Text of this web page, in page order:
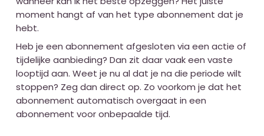
moment hangt af van het type abonnement dat je
hebt.
Heb je een abonnement afgesloten via een actie of
tijdelijke aanbieding? Dan zit daar vaak een vaste
looptijd aan. Weet je nu al dat je na die periode wilt
stoppen? Zeg dan direct op. Zo voorkom je dat het
abonnement automatisch overgaat in een
abonnement voor onbepaalde tijd.